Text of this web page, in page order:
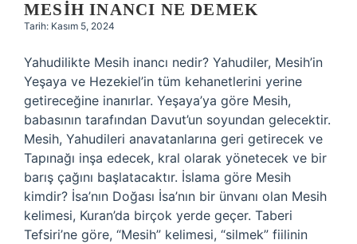
MESIH INANCI NE DEMEK
Tarih: Kasım 5, 2024
Yahudilikte Mesih inancı nedir? Yahudiler, Mesih’in
Yeşaya ve Hezekiel’in tüm kehanetlerini yerine
getireceğine inanırlar. Yeşaya’ya göre Mesih,
babasının tarafından Davut’un soyundan gelecektir.
Mesih, Yahudileri anavatanlarına geri getirecek ve
Tapınağı inşa edecek, kral olarak yönetecek ve bir
barış çağını başlatacaktır. İslama göre Mesih
kimdir? İsa’nın Doğası İsa’nın bir ünvanı olan Mesih
kelimesi, Kuran’da birçok yerde geçer. Taberi
Tefsiri’ne göre, “Mesih” kelimesi, “silmek” fiilinin